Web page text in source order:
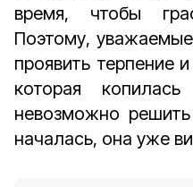
время, чтобы
Поэтому,
проявить терпение
которая
невозможно
началась, она уже